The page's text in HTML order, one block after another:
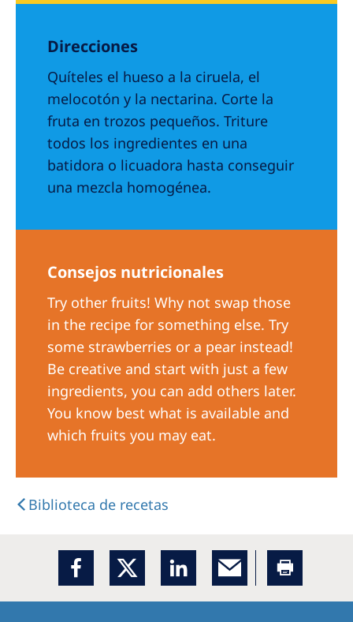
Direcciones
Quíteles el hueso a la ciruela, el
melocotón y la nectarina. Corte la
fruta en trozos pequeños. Triture
todos los ingredientes en una
batidora o licuadora hasta conseguir
una mezcla homogénea.
Consejos nutricionales
Try other fruits! Why not swap those
in the recipe for something else. Try
some strawberries or a pear instead!
Be creative and start with just a few
ingredients, you can add others later.
You know best what is available and
which fruits you may eat.
Biblioteca de recetas